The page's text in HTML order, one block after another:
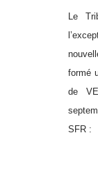
Le
formé
de
SFR :